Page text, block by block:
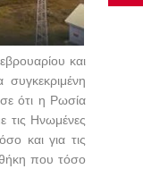
και
ότι η Ρωσία
τις Ηνωμένες
και για τις
που τόσο